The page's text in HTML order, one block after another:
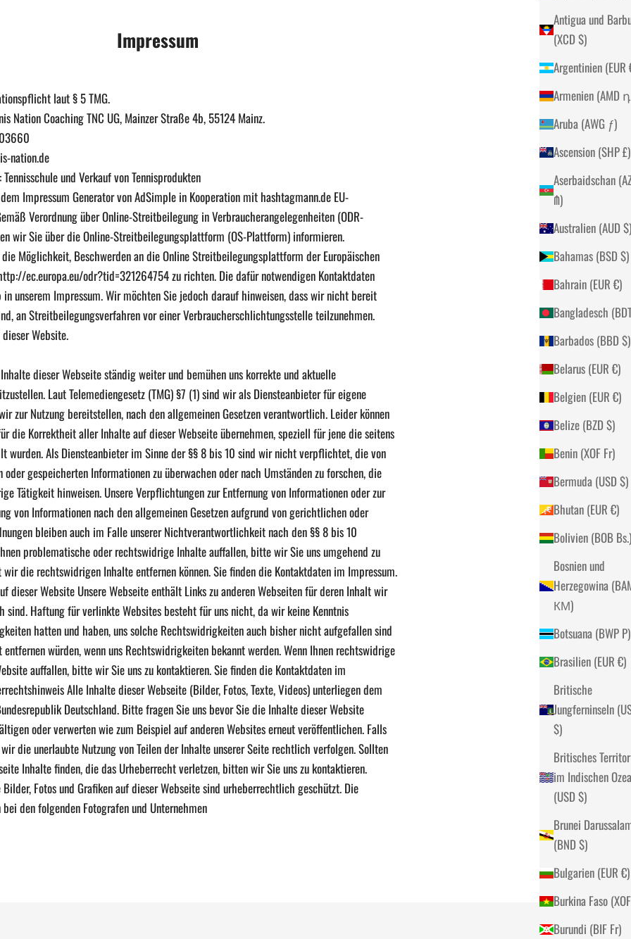
Antigua und
(XCD $)
Aruba (AWG ƒ)
Ascension (SHP £)
Aserbaidschan
₼)
Australien (AUD $)
Bahamas (BSD $)
Bahrain (EUR €)
Barbados (BBD $)
Belarus (EUR €)
Belgien (EUR €)
Belize (BZD $)
Benin (XOF Fr)
Bermuda (USD $)
Bhutan (EUR €)
Bolivien (BOB Bs.)
Bosnien und
Herzegowina
КМ)
Botsuana (BWP P)
Brasilien (EUR €)
Britische
Jungferninseln
$)
Britisches
im Indischen
(USD $)
Brunei
(BND $)
Bulgarien (EUR €)
Burundi (BIF Fr)
Impressum
laut § 5 TMG.
Nation Coaching TNC UG, Mainzer Straße 4b, 55124 Mainz.
nation.de
und Verkauf von Tennisprodukten
Impressum Generator von AdSimple in Kooperation mit hashtagmann.de EU-
Verordnung über Online-Streitbeilegung in Verbraucherangelegenheiten (ODR-
wir Sie über die Online-Streitbeilegungsplattform (OS-Plattform) informieren.
Möglichkeit, Beschwerden an die Online Streitbeilegungsplattform der Europäischen
ec.europa.eu/odr?tid=321264754zu richten. Die dafür notwendigen Kontaktdaten
unserem Impressum. Wir möchten Sie jedoch darauf hinweisen, dass wir nicht bereit
an Streitbeilegungsverfahren vor einer Verbraucherschlichtungsstelle teilzunehmen.
Website.
dieser Webseite ständig weiter und bemühen uns korrekte und aktuelle
Laut Telemediengesetz (TMG) §7 (1) sind wir als Diensteanbieter für eigene
zur Nutzung bereitstellen, nach den allgemeinen Gesetzen verantwortlich. Leider können
die Korrektheit aller Inhalte auf dieser Webseite übernehmen, speziell für jene die seitens
wurden. Als Diensteanbieter im Sinne der §§ 8 bis 10 sind wir nicht verpflichtet, die von
gespeicherten Informationen zu überwachen oder nach Umständen zu forschen, die
Tätigkeit hinweisen. Unsere Verpflichtungen zur Entfernung von Informationen oder zur
von Informationen nach den allgemeinen Gesetzen aufgrund von gerichtlichen oder
bleiben auch im Falle unserer Nichtverantwortlichkeit nach den §§ 8 bis 10
problematische oder rechtswidrige Inhalte auffallen, bitte wir Sie uns umgehend zu
die rechtswidrigen Inhalte entfernen können. Sie finden die Kontaktdaten im Impressum.
dieser Website Unsere Webseite enthält Links zu anderen Webseiten für deren Inhalt wir
sind. Haftung für verlinkte Websites besteht für uns nicht, da wir keine Kenntnis
hatten und haben, uns solche Rechtswidrigkeiten auch bisher nicht aufgefallen sind
würden, wenn uns Rechtswidrigkeiten bekannt werden. Wenn Ihnen rechtswidrige
auffallen, bitte wir Sie uns zu kontaktieren. Sie finden die Kontaktdaten im
Alle Inhalte dieser Webseite (Bilder, Fotos, Texte, Videos) unterliegen dem
Deutschland. Bitte fragen Sie uns bevor Sie die Inhalte dieser Website
oder verwerten wie zum Beispiel auf anderen Websites erneut veröffentlichen. Falls
die unerlaubte Nutzung von Teilen der Inhalte unserer Seite rechtlich verfolgen. Sollten
Inhalte finden, die das Urheberrecht verletzen, bitten wir Sie uns zu kontaktieren.
Fotos und Grafiken auf dieser Webseite sind urheberrechtlich geschützt. Die
den folgenden Fotografen und Unternehmen